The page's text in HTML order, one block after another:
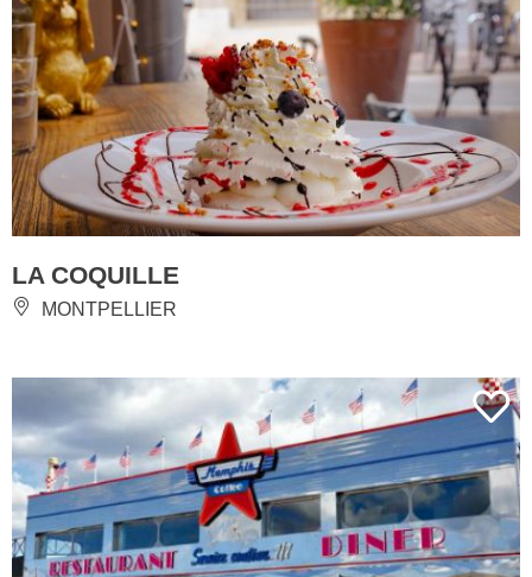
LA COQUILLE
MONTPELLIER